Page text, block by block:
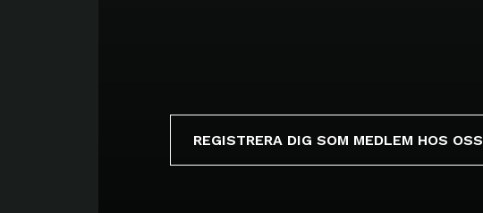
REGISTRERA DIG SOM MEDLEM HOS OSS